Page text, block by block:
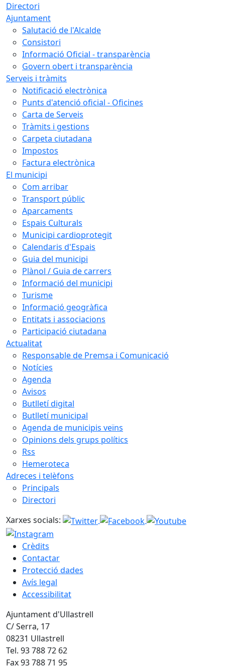
Directori
Ajuntament
Salutació de l'Alcalde
Consistori
Informació Oficial - transparència
Govern obert i transparència
Serveis i tràmits
Notificació electrònica
Punts d'atenció oficial - Oficines
Carta de Serveis
Tràmits i gestions
Carpeta ciutadana
Impostos
Factura electrònica
El municipi
Com arribar
Transport públic
Aparcaments
Espais Culturals
Municipi cardioprotegit
Calendaris d'Espais
Guia del municipi
Plànol / Guia de carrers
Informació del municipi
Turisme
Informació geogràfica
Entitats i associacions
Participació ciutadana
Actualitat
Responsable de Premsa i Comunicació
Notícies
Agenda
Avisos
Butlletí digital
Butlletí municipal
Agenda de municipis veïns
Opinions dels grups polítics
Rss
Hemeroteca
Adreces i telèfons
Principals
Directori
Xarxes socials:
Crèdits
Contactar
Protecció dades
Avís legal
Accessibilitat
Ajuntament d'Ullastrell
C/ Serra, 17
08231 Ullastrell
Tel. 93 788 72 62
Fax 93 788 71 95